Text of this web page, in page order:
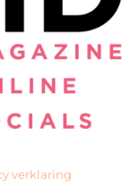
verklaring